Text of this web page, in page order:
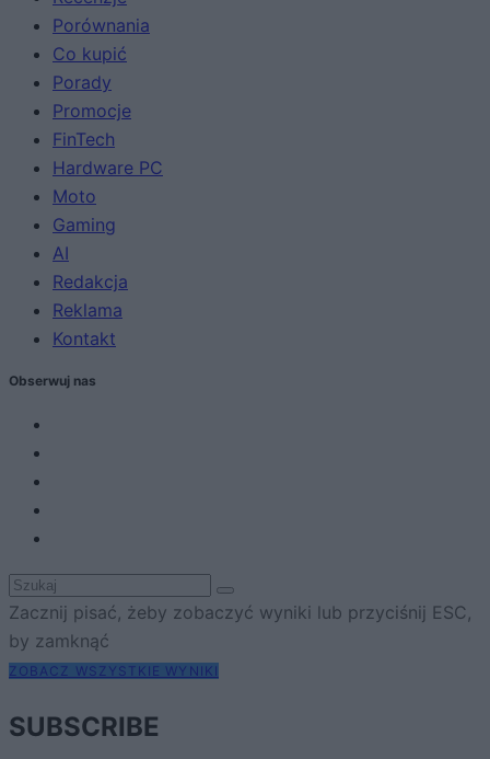
Porównania
Co kupić
Porady
Promocje
FinTech
Hardware PC
Moto
Gaming
AI
Redakcja
Reklama
Kontakt
Obserwuj nas
Zacznij pisać, żeby zobaczyć wyniki lub przyciśnij ESC,
by zamknąć
ZOBACZ WSZYSTKIE WYNIKI
SUBSCRIBE